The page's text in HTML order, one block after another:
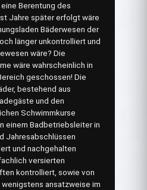
Berentung des
Jahre später erfolgt wäre
Bäderwesen der
länger unkontrolliert und
wäre? Die
wäre wahrscheinlich in
geschossen! Die
bestehend aus
und den
Schwimmkurse
einem Badbetriebsleiter in
Jahresabschlüssen
und nachgehalten
versierten
kontrolliert, sowie von
ansatzweise im